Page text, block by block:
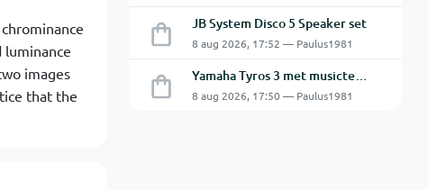
JB System Disco 5 Speaker set
8 aug 2026, 17:52 — Paulus1981
Yamaha Tyros 3 met musictech MT 50 B-Grif
8 aug 2026, 17:50 — Paulus1981
luminance
images
that the